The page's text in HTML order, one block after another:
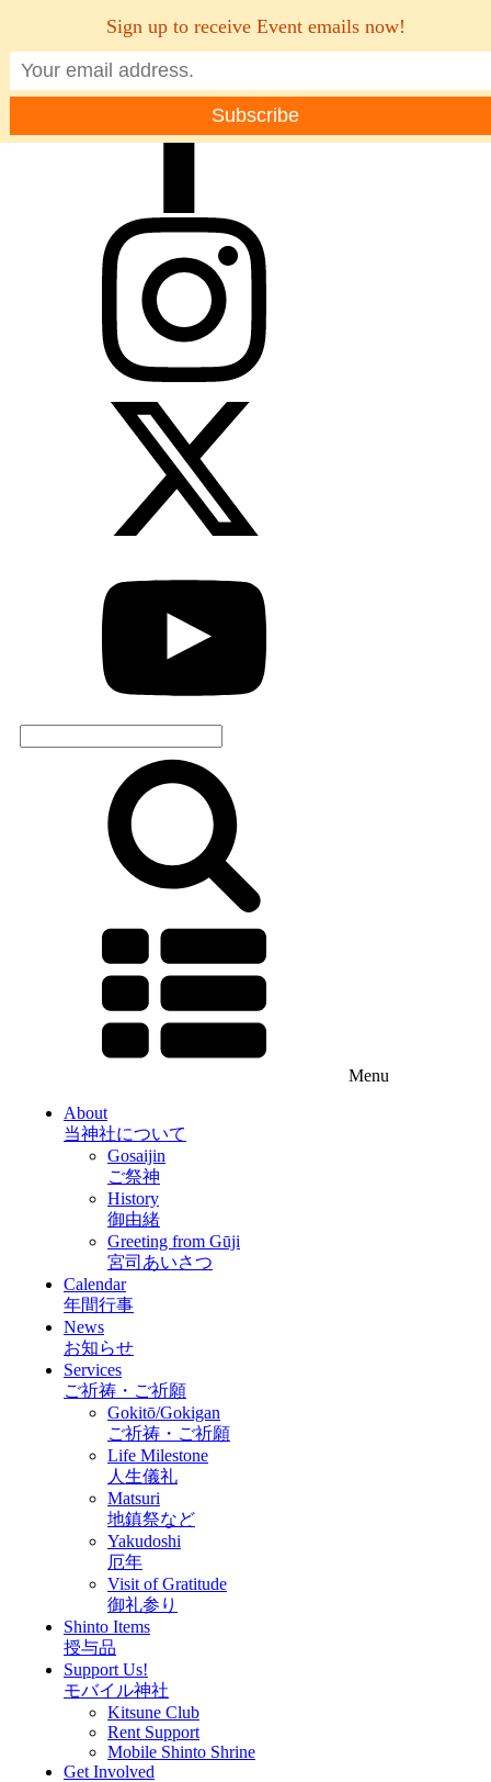
for:
Menu
About
当神社について
Gosaijin
ご祭神
History
御由緒
Greeting from Gūji
宮司あいさつ
Calendar
年間行事
News
お知らせ
Services
ご祈祷・ご祈願
Gokitō/Gokigan
ご祈祷・ご祈願
Life Milestone
人生儀礼
Matsuri
地鎮祭など
Yakudoshi
厄年
Visit of Gratitude
御礼参り
Shinto Items
授与品
Support Us!
モバイル神社
Kitsune Club
Rent Support
Mobile Shinto Shrine
Get Involved
Sign up to receive Event emails now!